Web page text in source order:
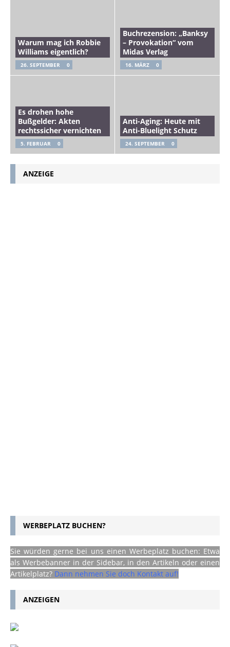
Warum mag ich Robbie
Williams eigentlich?
26. SEPTEMBER 0
Buchrezension: „Banksy
– Provokation“ vom
Midas Verlag
16. MÄRZ 0
Es drohen hohe
Bußgelder: Akten
rechtssicher vernichten
5. FEBRUAR 0
Anti-Aging: Heute mit
Anti-Bluelight Schutz
24. SEPTEMBER 0
ANZEIGE
WERBEPLATZ BUCHEN?
Sie würden gerne bei uns einen Werbeplatz buchen: Etwa
als Werbebanner in der Sidebar, in den Artikeln oder einen
Artikelplatz? Dann nehmen Sie doch Kontakt auf!
ANZEIGEN